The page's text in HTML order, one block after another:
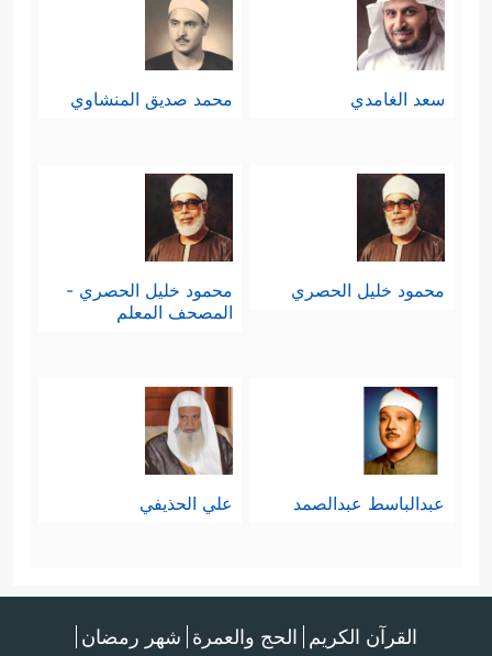
سعد الغامدي محمد صديق المنشاوي
محمود خليل الحصري
محمود خليل الحصري -
المصحف المعلم
عبدالباسط عبدالصمد علي الحذيفي
القرآن الكريم الحج والعمرة شهر رمضان